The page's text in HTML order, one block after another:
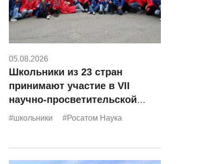
05.08.2026
Школьники из 23 стран
принимают участие в VII
научно-просветительской
экспедиции «Росатома»
#школьники #Росатом Наука